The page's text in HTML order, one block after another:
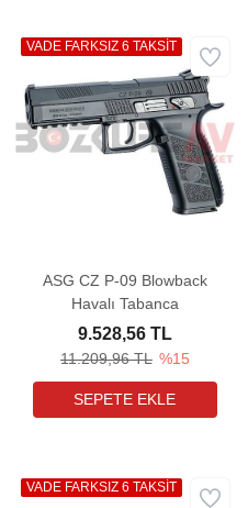
ASG CZ P-09 Blowback
Havalı Tabanca
11.209,96 TL %15
9.528,56 TL
VADE FARKSIZ 6 TAKSİT
VADE FARKSIZ 6 TAKSİT